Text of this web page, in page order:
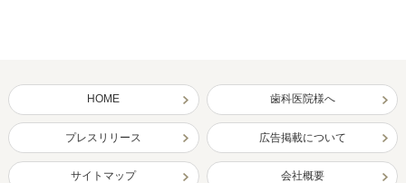
HOME 歯科医院様へ
プレスリリース 広告掲載について
サイトマップ 会社概要